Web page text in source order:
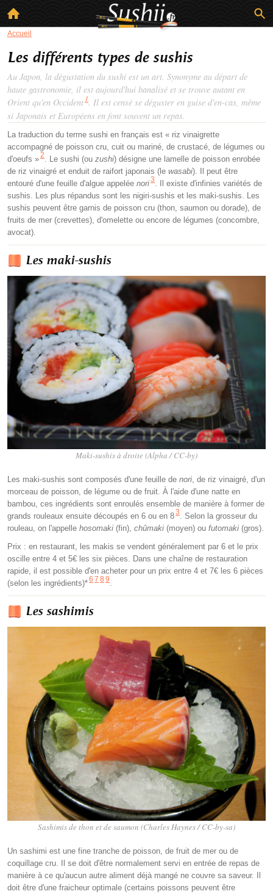
Accueil
Les différents types de sushis
Au Japon, la dégustation du sushi est un art. Synonyme au départ de
haute gastronomie, il est aujourd'hui banalisé et se trouve autant en
Orient qu'en Occident 1. Il est censé se déguster en guise d'en-cas, même
si Japonais et Européens en font souvent un repas.
La traduction du terme sushi en français est « riz vinaigrette
accompagné de poisson cru, cuit ou mariné, de crustacé, de légumes ou
d'oeufs »2. Le sushi (ou zushi) désigne une lamelle de poisson enrobée
de riz vinaigré et enduit de raifort japonais (le wasabi). Il peut être
entouré d'une feuille d'algue appelée nori3. Il existe d'infinies variétés de
sushis. Les plus répandus sont les nigiri-sushis et les maki-sushis. Les
sushis peuvent être garnis de poisson cru (thon, saumon ou dorade), de
fruits de mer (crevettes), d'omelette ou encore de légumes (concombre,
avocat).
Les maki-sushis
Maki-sushis à droite (Alpha / CC-by)
Les maki-sushis sont composés d'une feuille de nori , de riz vinaigré, d'un
morceau de poisson, de légume ou de fruit. À l'aide d'une natte en
bambou, ces ingrédients sont enroulés ensemble de manière à former de
grands rouleaux ensuite découpés en 6 ou en 83
. Selon la grosseur du
rouleau, on l'appelle hosomaki (fin), chûmaki (moyen) ou futomaki (gros).
Prix : en restaurant, les makis se vendent généralement par 6 et le prix
oscille entre 4 et 5€ les six pièces. Dans une chaîne de restauration
rapide, il est possible d'en acheter pour un prix entre 4 et 7€ les 6 pièces
(selon les ingrédients)*6 7 8 9
Les sashimis
Sashimis de thon et de saumon (Charles Haynes / CC-by-sa)
Un sashimi est une fine tranche de poisson, de fruit de mer ou de
coquillage cru. Il se doit d'être normalement servi en entrée de repas de
manière à ce qu'aucun autre aliment déjà mangé ne couvre sa saveur. Il
doit être d'une fraicheur optimale (certains poissons peuvent être